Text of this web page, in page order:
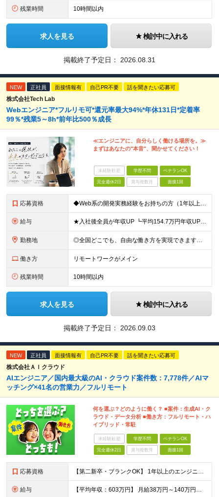
残業時間 10時間以内
求人を見る 検討中に入れる
掲載終了予定日： 2026.08.31
NEW 正社員 面接情報有 自己PR不要 話を聞きたい応募可
株式会社Tech Lab
Webエンジニア*フルリモ可*還元率最大94%*年休131日*定着率
99％*残業5～8h*前年比500％成長
≪エンジニアに、自分らしく働ける場所を。≫
まずはあなたの"本音"、聞かせてください！
未経験歓迎 学歴不問 ベテランOK
完全週休2日 賞与複数月 面接1回
応募資格 ◆Web系の開発実務経験をお持ちの方（1年以上） ◆学歴不問 ◆既卒・第二新卒OK ☆Tech Labの事業内容、ビジョンに共感できる⽅はぜひご応募ください！ ☆意欲重視の採用です！ 「経歴に自信が
給与 ★入社後全員が年収UP ┗平均154.7万円年収UP！ ┗最大380万円UPの実績もあり 月給35万円～100万円＋決算賞与＋各種手当 【 給与イメージ 】 ◆経験1年以上…月給35万円～＋決算賞
勤務地 ◎全国どこでも、自由な働き方を実現できます！ 全国のプロジェクト先やフルリモート環境での勤務も可能です。 ＼自由度の高い働き方、叶えます／ ・フルリモートで働きたい ・ハイブリットに働きたい ・家庭
働き方 リモートワークがメイン
残業時間 10時間以内
求人を見る 検討中に入れる
掲載終了予定日： 2026.09.03
NEW 正社員 面接情報有 自己PR不要 話を聞きたい応募可
株式会社ＡＩクラウド
AIエンジニア／国内最大級のAI・クラウド案件数：7,778件／AIマ
ッチング×41名の営業力／フルリモート
何を選ぶ？どのように働く？ ■案件：生成AI・ク
ラウド・データ分析 ■働き方：フルリモート・ハ
イブリッド・常駐
未経験歓迎 学歴不問 ベテランOK
完全週休2日 賞与複数月 面接1回
応募資格 【第二新卒・ブランクOK】 1年以上のエンジニア経験がある方(開発・インフラ・工程・言語一切不問） 文理・学歴不問 【三上さんの事例】 転職前 AWS案件を希望していましたが、資格や評価軸が不明確で
給与 【平均年収：603万円】 月給38万円～140万円＋諸手当（経験者） 【平均年収603万円】 ※案件の契約内容や昇給額などはすべて開示します。 ※経験や能力を考慮し決定します。 ※月給には固定残業